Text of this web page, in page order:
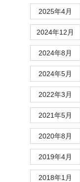
2025年4月
2024年12月
2024年8月
2024年5月
2022年3月
2021年5月
2020年8月
2019年4月
2018年1月